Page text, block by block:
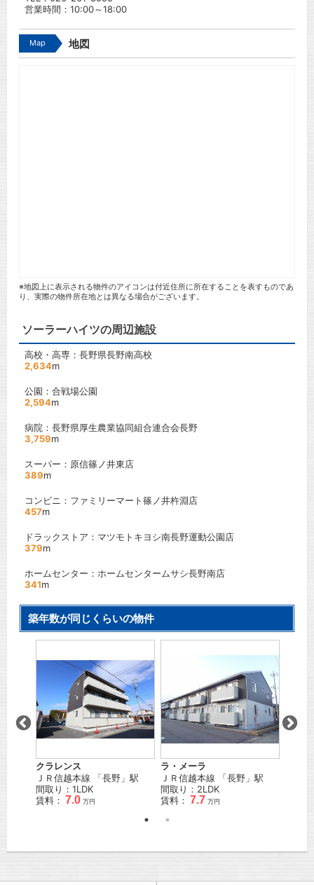
営業時間：10:00～18:00
Map 地図
※地図上に表示される物件のアイコンは付近住所に所在することを表すものであ
り、実際の物件所在地とは異なる場合がございます。
ソーラーハイツの周辺施設
高校・高専：長野県長野南高校
2,634m
公園：合戦場公園
2,594m
病院：長野県厚生農業協同組合連合会長野
3,759m
スーパー：原信篠ノ井東店
389m
コンビニ：ファミリーマート篠ノ井杵淵店
457m
ドラックストア：マツモトキヨシ南長野運動公園店
379m
ホームセンター：ホームセンタームサシ長野南店
341m
築年数が同じくらいの物件
クラレンス
ＪＲ信越本線 「長野 」駅
間取り：1LDK
賃料： 7.0 万円
ラ・メーラ
ＪＲ信越本線 「長野 」駅
間取り：2LDK
賃料： 7.7 万円